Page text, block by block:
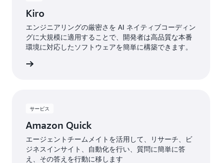
Kiro
エンジニアリングの厳密さを AI ネイティブコーディン
グに大規模に適用することで、開発者は高品質な本番
環境に対応したソフトウェアを簡単に構築できます。
サービス
Amazon Quick
エージェントチームメイトを活用して、リサーチ、ビ
ジネスインサイト、自動化を行い、質問に簡単に答
え、その答えを行動に移します